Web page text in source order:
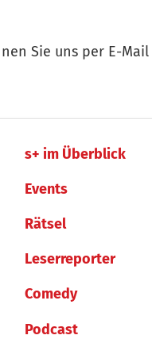
Sie uns per E-Mail
s+ im Überblick
Events
Rätsel
Leserreporter
Comedy
Podcast